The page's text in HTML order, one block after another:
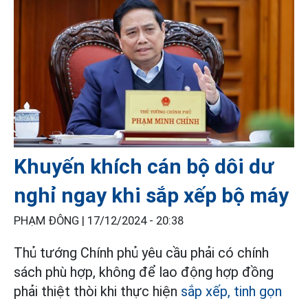
Khuyến khích cán bộ dôi dư
nghỉ ngay khi sắp xếp bộ máy
PHẠM ĐÔNG | 17/12/2024 - 20:38
Thủ tướng Chính phủ yêu cầu phải có chính
sách phù hợp, không để lao động hợp đồng
phải thiệt thòi khi thực hiện sắp xếp, tinh gọn